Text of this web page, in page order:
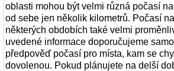
oblasti mohou být velmi různá počasí
od sebe jen několik kilometrů. Počasí
některých obdobích také velmi
uvedené informace doporučujeme
předpověď počasí pro místa, kam se
dovolenou. Pokud plánujete na delší